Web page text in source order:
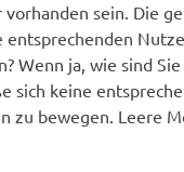
sein. Die
entsprechenden
Wenn ja, wie sind
sich keine
zu bewegen. Leere